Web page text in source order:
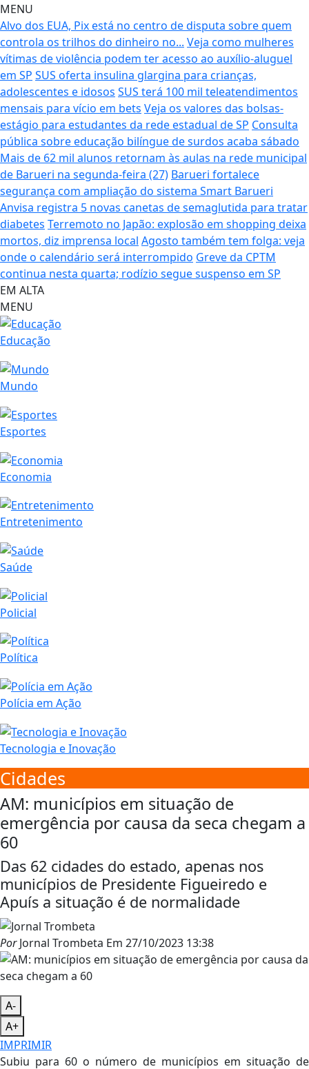
MENU
Alvo dos EUA, Pix está no centro de disputa sobre quem
controla os trilhos do dinheiro no... Veja como mulheres
vítimas de violência podem ter acesso ao auxílio-aluguel
em SP SUS oferta insulina glargina para crianças,
adolescentes e idosos SUS terá 100 mil teleatendimentos
mensais para vício em bets Veja os valores das bolsas-
estágio para estudantes da rede estadual de SP Consulta
pública sobre educação bilíngue de surdos acaba sábado
Mais de 62 mil alunos retornam às aulas na rede municipal
de Barueri na segunda-feira (27) Barueri fortalece
segurança com ampliação do sistema Smart Barueri
Anvisa registra 5 novas canetas de semaglutida para tratar
diabetes Terremoto no Japão: explosão em shopping deixa
mortos, diz imprensa local Agosto também tem folga: veja
onde o calendário será interrompido Greve da CPTM
continua nesta quarta; rodízio segue suspenso em SP
EM ALTA
MENU
Educação
Mundo
Esportes
Economia
Entretenimento
Saúde
Policial
Política
Polícia em Ação
Tecnologia e Inovação
Cidades
AM: municípios em situação de
emergência por causa da seca chegam a
60
Das 62 cidades do estado, apenas nos
municípios de Presidente Figueiredo e
Apuís a situação é de normalidade
PorJornal Trombeta Em 27/10/2023 13:38
A-
A+
IMPRIMIR
Subiu para 60 o número de municípios em situação de